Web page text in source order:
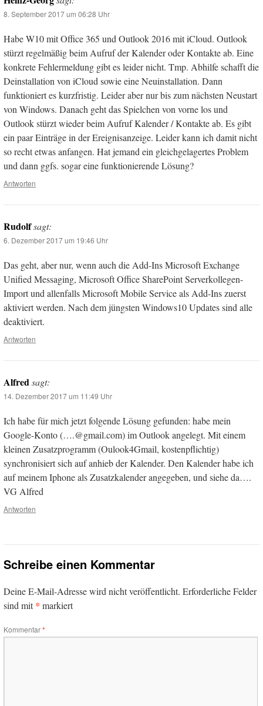
8. September 2017 um 06:28 Uhr
Habe W10 mit Office 365 und Outlook 2016 mit iCloud. Outlook
stürzt regelmäßig beim Aufruf der Kalender oder Kontakte ab. Eine
konkrete Fehlermeldung gibt es leider nicht. Tmp. Abhilfe schafft die
Deinstallation von iCloud sowie eine Neuinstallation. Dann
funktioniert es kurzfristig. Leider aber nur bis zum nächsten Neustart
von Windows. Danach geht das Spielchen von vorne los und
Outlook stürzt wieder beim Aufruf Kalender / Kontakte ab. Es gibt
ein paar Einträge in der Ereignisanzeige. Leider kann ich damit nicht
so recht etwas anfangen. Hat jemand ein gleichgelagertes Problem
und dann ggfs. sogar eine funktionierende Lösung?
Antworten
Rudolfsagt:
6. Dezember 2017 um 19:46 Uhr
Das geht, aber nur, wenn auch die Add-Ins Microsoft Exchange
Unified Messaging, Microsoft Office SharePoint Serverkollegen-
Import und allenfalls Microsoft Mobile Service als Add-Ins zuerst
aktiviert werden. Nach dem jüngsten Windows10 Updates sind alle
deaktiviert.
Antworten
Alfredsagt:
14. Dezember 2017 um 11:49 Uhr
Ich habe für mich jetzt folgende Lösung gefunden: habe mein
Google-Konto (….@gmail.com) im Outlook angelegt. Mit einem
kleinen Zusatzprogramm (Oulook4Gmail, kostenpflichtig)
synchronisiert sich auf anhieb der Kalender. Den Kalender habe ich
auf meinem Iphone als Zusatzkalender angegeben, und siehe da….
VG Alfred
Antworten
Schreibe einen Kommentar
Deine E-Mail-Adresse wird nicht veröffentlicht. Erforderliche Felder
sind mit* markiert
Kommentar*